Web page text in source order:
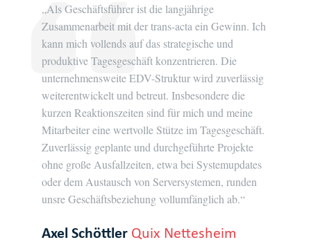
„Als Geschäftsführer ist die langjährige
Zusammenarbeit mit der trans-acta ein Gewinn. Ich
kann mich vollends auf das strategische und
produktive Tagesgeschäft konzentrieren. Die
unternehmensweite EDV-Struktur wird zuverlässig
weiterentwickelt und betreut. Insbesondere die
kurzen Reaktionszeiten sind für mich und meine
Mitarbeiter eine wertvolle Stütze im Tagesgeschäft.
Zuverlässig geplante und durchgeführte Projekte
ohne große Ausfallzeiten, etwa bei Systemupdates
oder dem Austausch von Serversystemen, runden
unsre Geschäftsbeziehung vollumfänglich ab.“
Axel Schöttler Quix Nettesheim